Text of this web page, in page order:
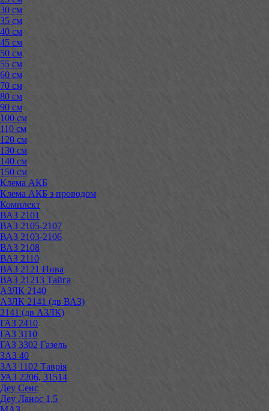
30 см
35 см
40 см
45 см
50 см
55 см
60 см
70 см
80 см
90 см
100 см
110 см
120 см
130 см
140 см
150 см
Клема АКБ
Клема АКБ з проводом
Комплект
ВАЗ 2101
ВАЗ 2105-2107
ВАЗ 2103-2106
ВАЗ 2108
ВАЗ 2110
ВАЗ 2121 Нива
ВАЗ 21213 Тайга
АЗЛК 2140
АЗЛК 2141 (дв ВАЗ)
2141 (дв АЗЛК)
ГАЗ 2410
ГАЗ 3110
ГАЗ 3302 Газель
ЗАЗ 40
ЗАЗ 1102 Таврія
УАЗ 2206, 31514
Деу Сенс
Деу Ланос 1,5